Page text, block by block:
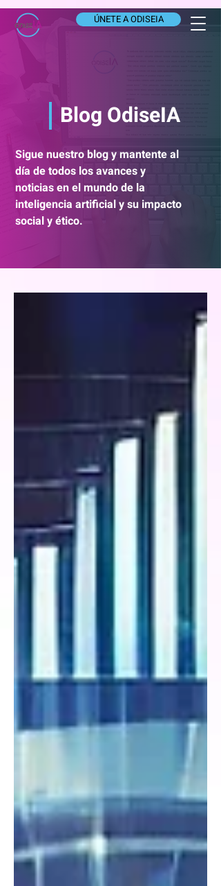
ÚNETE A ODISEIA
Blog OdiseIA
Sigue nuestro blog y mantente al
día de todos los avances y
noticias en el mundo de la
inteligencia artificial y su impacto
social y ético.